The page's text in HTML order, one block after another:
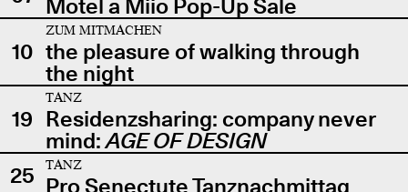
Motel a Miio Pop-Up Sale
10
ZUM MITMACHEN
the pleasure of walking through
the night
19
TANZ
Residenzsharing: company never
mind:AGE OF DESIGN
25
TANZ
Pro Senectute Tanznachmittag